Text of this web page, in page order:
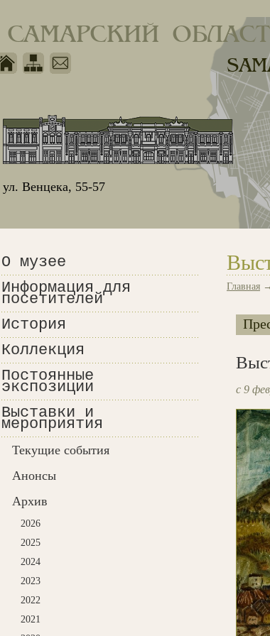
САМАРСКИЙ
ул. Венцека, 55-57
О музее
Информация для
посетителей
История
Коллекция
Постоянные
экспозиции
Выставки и
мероприятия
Текущие события
Анонсы
Архив
2026
2025
2024
2023
2022
2021
Главная →
с 9